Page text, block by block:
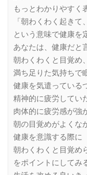
もっとわかりやすく
「朝わくわく起きて
という意味で健康を
あなたは、健康だと
朝わくわくと目覚め、
満ち足りた気持ちで
健康を気遣っている
精神的に疲労してい
肉体的に疲労感が強
朝の目覚めがよくな
健康を意識する際に
朝わくわくと目覚め
をポイントにしてみ